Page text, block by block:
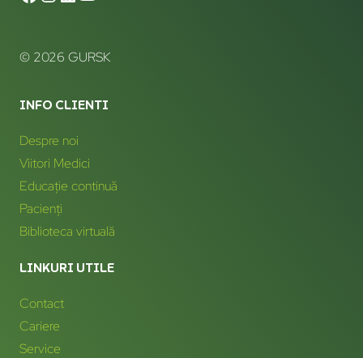
© 2026 GURSK
INFO CLIENTI
Despre noi
Viitori Medici
Educație continuă
Pacienți
Biblioteca virtuală
LINKURI UTILE
Contact
Cariere
Service